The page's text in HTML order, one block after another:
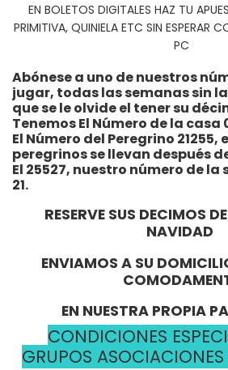
EN BOLETOS DIGITALES HAZ TU
PRIMITIVA, QUINIELA ETC SIN ESPERAR
PC
Abónese a uno de nuestros
jugar, todas las semanas sin
que se le olvide el tener su
Tenemos El Número de la casa
El Número del Peregrino 21255,
peregrinos se llevan después
El 25527, nuestro número de la
21.
RESERVE SUS DECIMOS
NAVIDAD
ENVIAMOS A SU
EN NUESTRA PROPIA
CONDICIONES
GRUPOS